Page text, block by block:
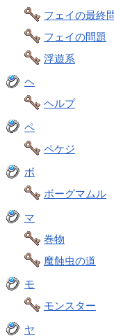
フェイの最終
フェイの問題
浮遊系
ヘ
ヘルプ
ペ
ペケジ
ボ
ボーグマムル
マ
巻物
魔蝕虫の道
モ
モンスター
ヤ